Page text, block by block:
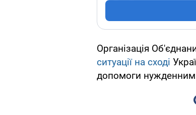
Організація
ситуації на сході
допомоги